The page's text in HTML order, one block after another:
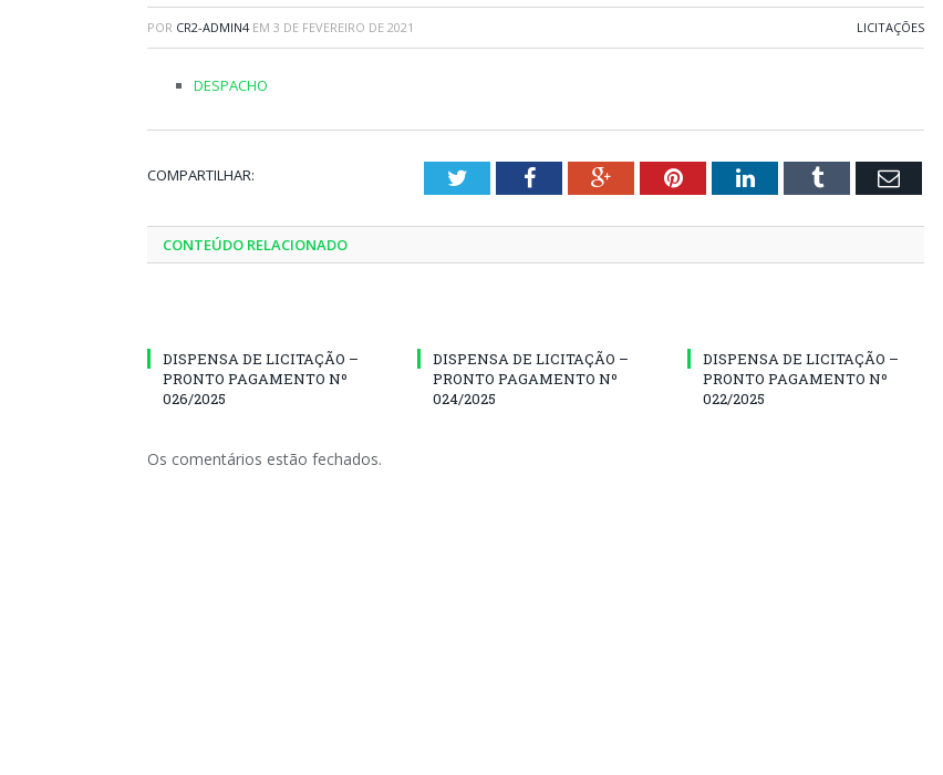
POR CR2-ADMIN4 EM 3 DE FEVEREIRO DE 2021 LICITAÇÕES
DESPACHO
COMPARTILHAR: TwitterFacebookGoogle+PinterestLinkedInTumblr Email
CONTEÚDO RELACIONADO
DISPENSA DE LICITAÇÃO –
PRONTO PAGAMENTO Nº
026/2025
DISPENSA DE LICITAÇÃO –
PRONTO PAGAMENTO Nº
024/2025
DISPENSA DE LICITAÇÃO –
PRONTO PAGAMENTO Nº
022/2025
Os comentários estão fechados.